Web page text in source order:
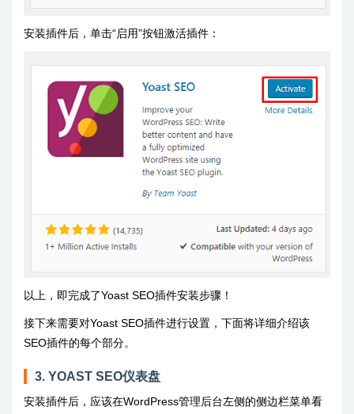
安装插件后，单击“启用”按钮激活插件：
以上，即完成了Yoast SEO插件安装步骤！
接下来需要对Yoast SEO插件进行设置，下面将详细介绍该
SEO插件的每个部分。
3. YOAST SEO仪表盘
安装插件后，应该在WordPress管理后台左侧的侧边栏菜单看